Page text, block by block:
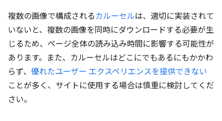
複数の画像で構成される カルーセルは、適切に実装されて
いないと、複数の画像を同時にダウンロードする必要が生
じるため、ページ全体の読み込み時間に影響する可能性が
あります。また、カルーセルはどこにでもあるにもかかわ
らず、 優れたユーザー エクスペリエンスを提供できない
ことが多く、サイトに使用する場合は慎重に検討してくだ
さい。